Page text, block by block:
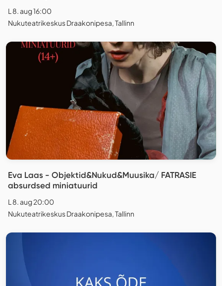
L 8. aug 16:00
Nukuteatrikeskus Draakonipesa, Tallinn
Eva Laas - Objektid&Nukud&Muusika/ FATRASIE
absurdsed miniatuurid
L 8. aug 20:00
Nukuteatrikeskus Draakonipesa, Tallinn